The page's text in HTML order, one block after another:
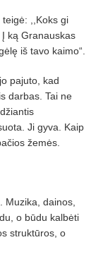
,,Koks gi
ką Granauskas
iš tavo kaimo“.
pajuto, kad
darbas. Tai ne
Ji gyva. Kaip
žemės.
Muzika, dainos,
o būdu kalbėti
struktūros, o